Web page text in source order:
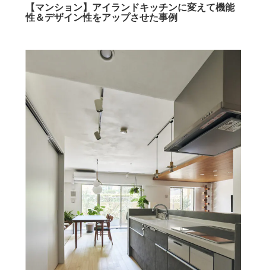
【マンション】アイランドキッチンに変えて機能
性＆デザイン性をアップさせた事例